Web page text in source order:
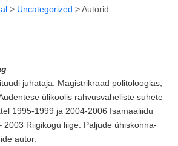
> Uncategorized >Autorid
juhataja. Magistrikraad politoloogias,
ülikoolis rahvusvaheliste suhete
1995-1999 ja 2004-2006 Isamaaliidu
2003 Riigikogu liige. Paljude ühiskonna-
autor.